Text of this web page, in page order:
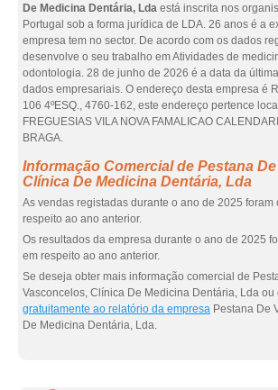
De Medicina Dentária, Lda está inscrita nos
Portugal sob a forma jurídica de LDA. 26 anos é a
empresa tem no sector. De acordo com os dados
desenvolve o seu trabalho em Atividades de
odontologia. 28 de junho de 2026 é a data da
dados empresariais. O endereço desta empresa é
106 4ºESQ., 4760-162, este endereço pertence
FREGUESIAS VILA NOVA FAMALICAO
BRAGA.
Informação Comercial de Pestana
Clínica De Medicina Dentária, Lda
As vendas registadas durante o ano de 2025 foram
respeito ao ano anterior.
Os resultados da empresa durante o ano de 2025
em respeito ao ano anterior.
Se deseja obter mais informação comercial de
Vasconcelos, Clínica De Medicina Dentária, Lda ou
gratuitamente ao relatório da empresa Pestana De
De Medicina Dentária, Lda.